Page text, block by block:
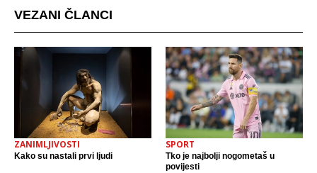
VEZANI ČLANCI
ZANIMLJIVOSTI
Kako su nastali prvi ljudi
SPORT
Tko je najbolji nogometaš u
povijesti